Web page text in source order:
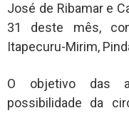
José de Ribamar e
31 deste mês,
Itapecuru-Mirim,
O objetivo das
possibilidade da